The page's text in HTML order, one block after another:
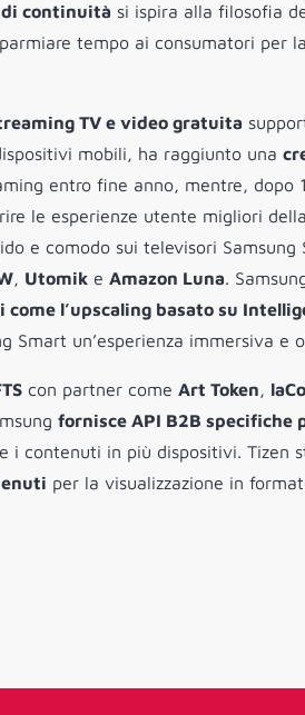
continuità si ispira alla filosofia
tempo ai consumatori per
TV e video gratuita
mobili, ha raggiunto una
entro fine anno, mentre, dopo
le esperienze utente migliori
e comodo sui televisori Samsung
, Utomik e Amazon Luna.
l’upscaling basato su
Smart un’esperienza immersiva e
con partner come Art Token,
fornisce API B2B specifiche
i contenuti in più dispositivi. Tizen
per la visualizzazione in